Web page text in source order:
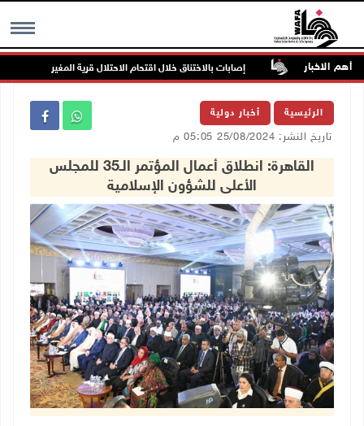
MENU أهم الاخبار
بالخطر إصابات بالاختناق خلال اقتحام الاحتلال قرية المغير
الرئيسية أخبار دولية
تاريخ النشر: 25/08/2024 05:05 م
القاهرة: انطلاق أعمال المؤتمر الـ35 للمجلس
الأعلى للشؤون الإسلامية